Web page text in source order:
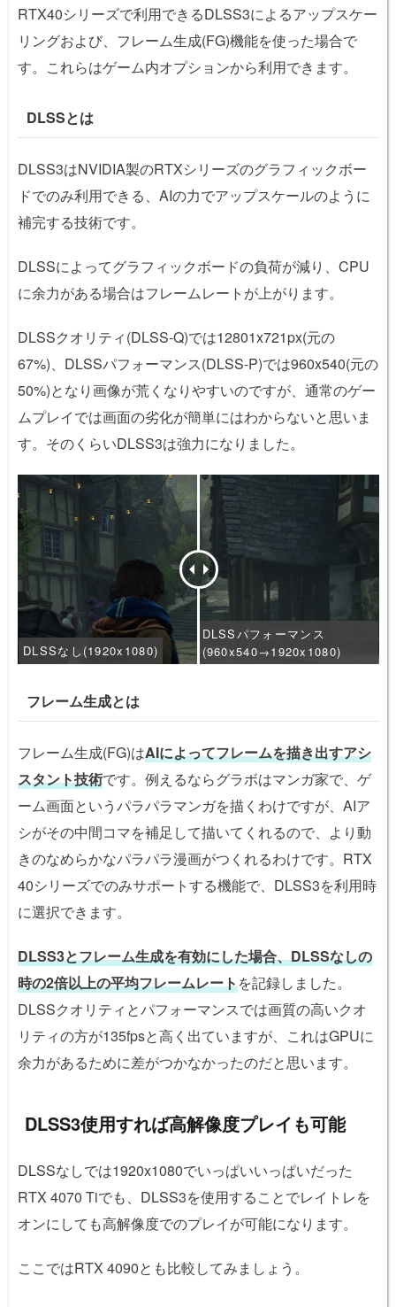
RTX40シリーズで利用できるDLSS3によるアップスケー
リングおよび、フレーム生成(FG)機能を使った場合で
す。これらはゲーム内オプションから利用できます。
DLSSとは
DLSS3はNVIDIA製のRTXシリーズのグラフィックボー
ドでのみ利用できる、AIの力でアップスケールのように
補完する技術です。
DLSSによってグラフィックボードの負荷が減り、CPU
に余力がある場合はフレームレートが上がります。
DLSSクオリティ(DLSS-Q)では12801x721px(元の
67%)、DLSSパフォーマンス(DLSS-P)では960x540(元の
50%)となり画像が荒くなりやすいのですが、通常のゲー
ムプレイでは画面の劣化が簡単にはわからないと思いま
す。そのくらいDLSS3は強力になりました。
DLSSなし(1920x1080)
DLSSパフォーマンス
(960x540→1920x1080)
フレーム生成とは
フレーム生成(FG)はAIによってフレームを描き出すアシ
スタント技術です。例えるならグラボはマンガ家で、ゲ
ーム画面というパラパラマンガを描くわけですが、AIア
シがその中間コマを補足して描いてくれるので、より動
きのなめらかなパラパラ漫画がつくれるわけです。RTX
40シリーズでのみサポートする機能で、DLSS3を利用時
に選択できます。
DLSS3とフレーム生成を有効にした場合、DLSSなしの
時の2倍以上の平均フレームレートを記録しました。
DLSSクオリティとパフォーマンスでは画質の高いクオ
リティの方が135fpsと高く出ていますが、これはGPUに
余力があるために差がつかなかったのだと思います。
DLSS3使用すれば高解像度プレイも可能
DLSSなしでは1920x1080でいっぱいいっぱいだった
RTX 4070 Tiでも、DLSS3を使用することでレイトレを
オンにしても高解像度でのプレイが可能になります。
ここではRTX 4090とも比較してみましょう。